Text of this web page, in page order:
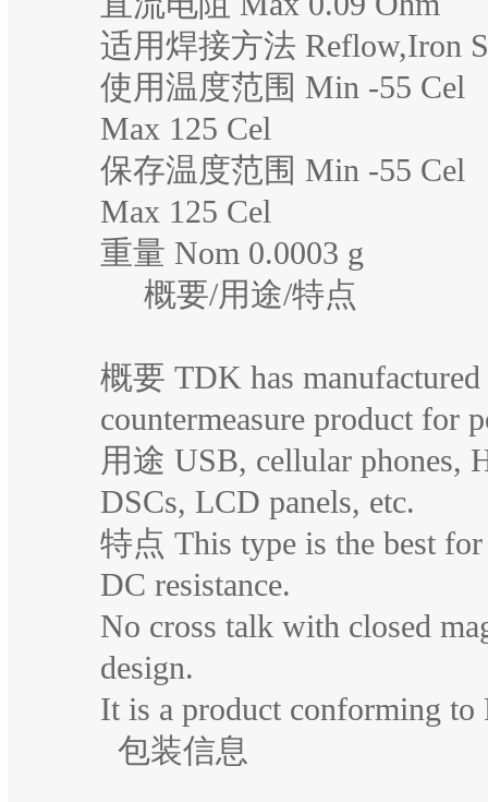
适用焊接方法 Reflow,Iron
使用温度范围 Min -55 Cel
Max 125 Cel
保存温度范围 Min -55 Cel
Max 125 Cel
重量 Nom 0.0003 g
概要/用途/特点
概要 TDK has
countermeasure product for
用途 USB, cellular phones,
DSCs, LCD panels, etc.
特点 This type is the best
DC resistance.
No cross talk with closed
design.
It is a product conforming to
包装信息